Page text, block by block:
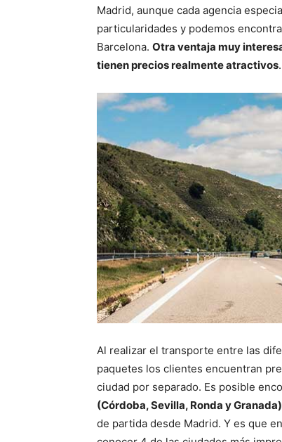
Madrid, aunque cada agencia
particularidades y podemos
Barcelona. Otra ventaja muy
tienen precios realmente atractivos.
Al realizar el transporte entre las
paquetes los clientes encuentran
ciudad por separado. Es posible
(Córdoba, Sevilla, Ronda y
de partida desde Madrid. Y es que